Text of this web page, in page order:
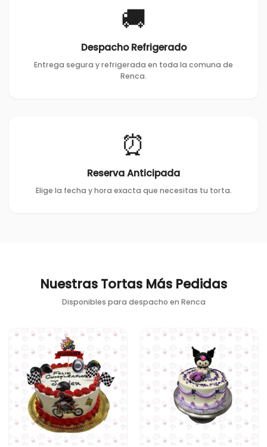
🚚
Despacho Refrigerado
Entrega segura y refrigerada en toda la comuna de
Renca.
⏰
Reserva Anticipada
Elige la fecha y hora exacta que necesitas tu torta.
Nuestras Tortas Más Pedidas
Disponibles para despacho en Renca